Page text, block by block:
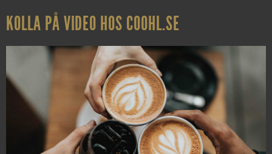
KOLLA PÅ VIDEO HOS COOHL.SE